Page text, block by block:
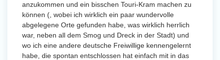
anzukommen und ein bisschen Touri-Kram machen zu
können (, wobei ich wirklich ein paar wundervolle
abgelegene Orte gefunden habe, was wirklich herrlich
war, neben all dem Smog und Dreck in der Stadt) und
wo ich eine andere deutsche Freiwillige kennengelernt
habe, die spontan entschlossen hat einfach mit in das